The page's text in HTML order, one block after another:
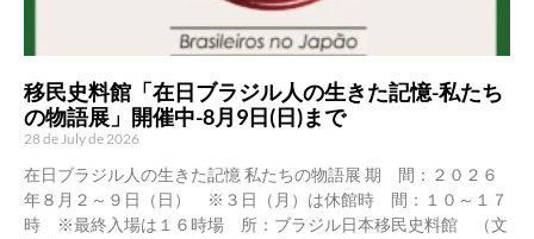
移民史料館「在日ブラジル人の生きた記憶-私たち
の物語展」開催中-8月9日(日)まで
28 de July de 2026
在日ブラジル人の生きた記憶 私たちの物語展 期 間：２０２６
年８月２～９日（日） ※３日（月）は休館時 間：１０～１７
時 ※最終入場は１６時場 所：ブラジル日本移民史料館 （文